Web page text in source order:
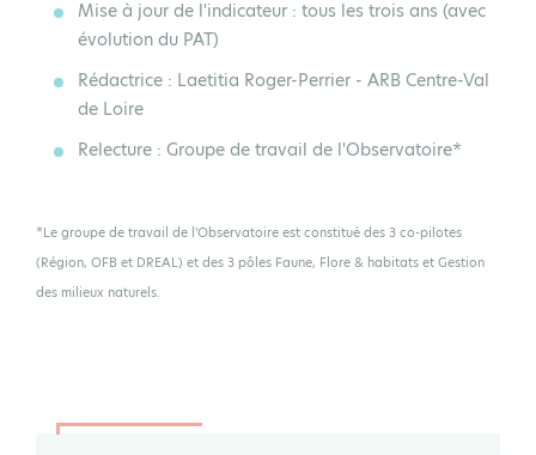
Mise à jour de l'indicateur : tous les trois ans (avec
évolution du PAT)
Rédactrice : Laetitia Roger-Perrier - ARB Centre-Val
de Loire
Relecture : Groupe de travail de l'Observatoire*
*Le groupe de travail de l'Observatoire est constitué des 3 co-pilotes
(Région, OFB et DREAL) et des 3 pôles Faune, Flore & habitats et Gestion
des milieux naturels.